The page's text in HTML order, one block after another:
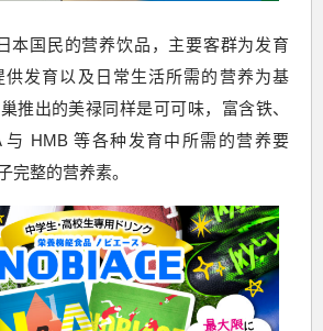
本国民的营养饮品，主要客群为发育
供发育以及日常生活所需的营养为基
推出的美禄同样是可可味，富含铁、
与 HMB 等各种发育中所需的营养要
完整的营养素。